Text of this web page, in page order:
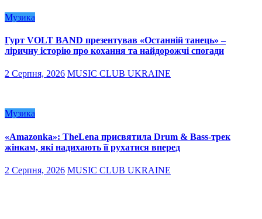
Музика
Гурт VOLT BAND презентував «Останній танець» –
ліричну історію про кохання та найдорожчі спогади
2 Серпня, 2026 MUSIC CLUB UKRAINE
Музика
«Amazonka»: TheLena присвятила Drum & Bass-трек
жінкам, які надихають її рухатися вперед
2 Серпня, 2026 MUSIC CLUB UKRAINE